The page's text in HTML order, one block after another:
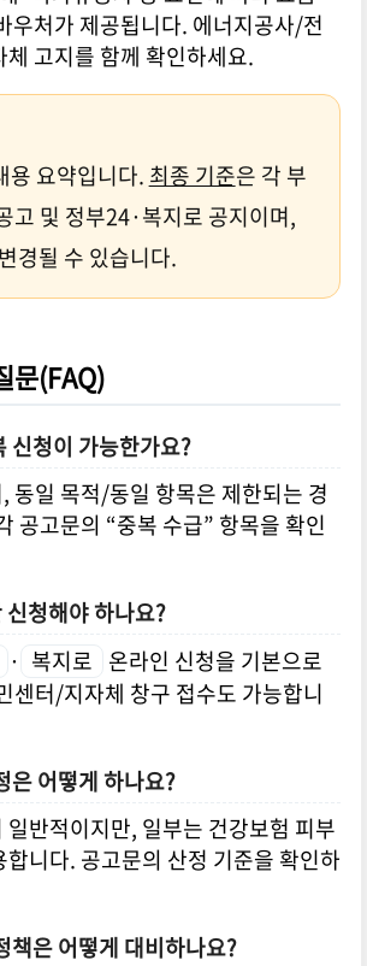
우처가 제공됩니다. 에너지공사/전
고지를 함께 확인하세요.
용 요약입니다. 최종 기준은 각 부
고 및 정부24·복지로 공지이며,
경될 수 있습니다.
문(FAQ)
신청이 가능한가요?
동일 목적/동일 항목은 제한되는 경
공고문의 “중복 수급” 항목을 확인
청해야 하나요?
· 복지로 온라인 신청을 기본으로
센터/지자체 창구 접수도 가능합니
은 어떻게 하나요?
일반적이지만, 일부는 건강보험 피부
니다. 공고문의 산정 기준을 확인하
책은 어떻게 대비하나요?